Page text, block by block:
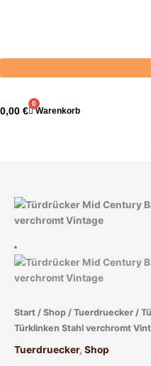
0,00 €
0
Warenkorb
Start / Shop / Tuerdruecker /
Türklinken Stahl verchromt
Tuerdruecker, Shop